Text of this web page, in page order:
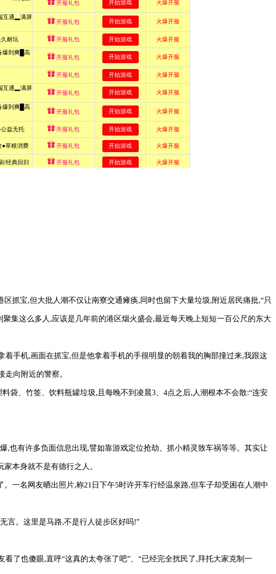
抓宝,但大批人潮不仅让南寮交通瘫痪,同时也留下大量垃圾,附近居民痛批,“只
集这么多人,应该是几年前的港区烟火盛会,最近每天晚上短短一百公尺的东大
手机,画面在抓宝,但是他拿着手机的手很明显的朝着我的胸部撞过来,我跟这
向附近的警察。
袋、竹签、饮料瓶罐垃圾,且每晚不到凌晨3、4点之后,人潮根本不会散:“连安
,也有许多负面信息出现,譬如靠游戏定位抢劫、抓小精灵致车祸等等。其实让
本身就不是有德行之人。
一名网友晒出照片,称21日下午5时许开车行经温泉路,但车子却受困在人潮中
言。这里是马路,不是行人徒步区好吗!”
了也傻眼,直呼“这真的太夸张了吧”、“已经完全扰民了,拜托大家克制一